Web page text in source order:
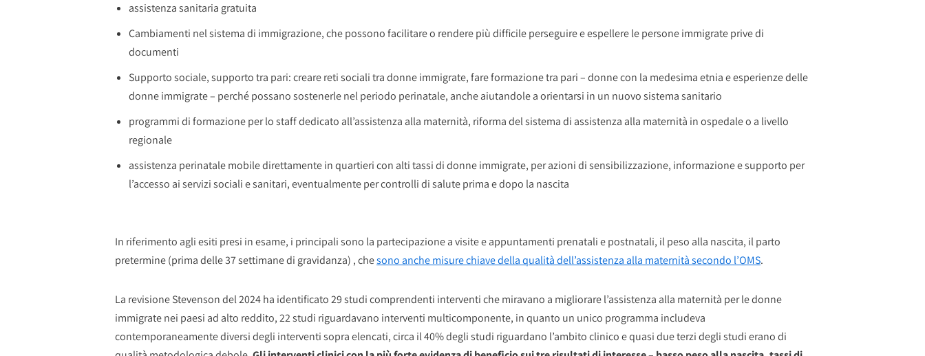
assistenza sanitaria gratuita
Cambiamenti nel sistema di immigrazione, che possono facilitare o rendere più difficile perseguire e espellere le persone immigrate prive di
documenti
Supporto sociale, supporto tra pari: creare reti sociali tra donne immigrate, fare formazione tra pari – donne con la medesima etnia e esperienze delle
donne immigrate – perché possano sostenerle nel periodo perinatale, anche aiutandole a orientarsi in un nuovo sistema sanitario
programmi di formazione per lo staff dedicato all’assistenza alla maternità, riforma del sistema di assistenza alla maternità in ospedale o a livello
regionale
assistenza perinatale mobile direttamente in quartieri con alti tassi di donne immigrate, per azioni di sensibilizzazione, informazione e supporto per
l’accesso ai servizi sociali e sanitari, eventualmente per controlli di salute prima e dopo la nascita
In riferimento agli esiti presi in esame, i principali sono la partecipazione a visite e appuntamenti prenatali e postnatali, il peso alla nascita, il parto
pretermine (prima delle 37 settimane di gravidanza) , chesono anche misure chiave della qualità dell’assistenza alla maternità secondo l’OMS.
La revisione Stevenson del 2024 ha identificato 29 studi comprendenti interventi che miravano a migliorare l’assistenza alla maternità per le donne
immigrate nei paesi ad alto reddito, 22 studi riguardavano interventi multicomponente, in quanto un unico programma includeva
contemporaneamente diversi degli interventi sopra elencati, circa il 40% degli studi riguardano l’ambito clinico e quasi due terzi degli studi erano di